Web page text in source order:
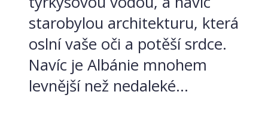
starobylou architekturu, která
oslní vaše oči a potěší srdce.
Navíc je Albánie mnohem
levnější než nedaleké...